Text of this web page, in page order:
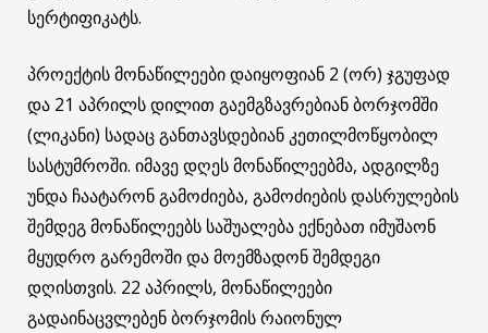
სერტიფიკატს.
პროექტის მონაწილეები დაიყოფიან 2 (ორ) ჯგუფად
და 21 აპრილს დილით გაემგზავრებიან ბორჯომში
(ლიკანი) სადაც განთავსდებიან კეთილმოწყობილ
სასტუმროში. იმავე დღეს მონაწილეებმა, ადგილზე
უნდა ჩაატარონ გამოძიება, გამოძიების დასრულების
შემდეგ მონაწილეებს საშუალება ექნებათ იმუშაონ
მყუდრო გარემოში და მოემზადონ შემდეგი
დღისთვის. 22 აპრილს, მონაწილეები
გადაინაცვლებენ ბორჯომის რაიონულ